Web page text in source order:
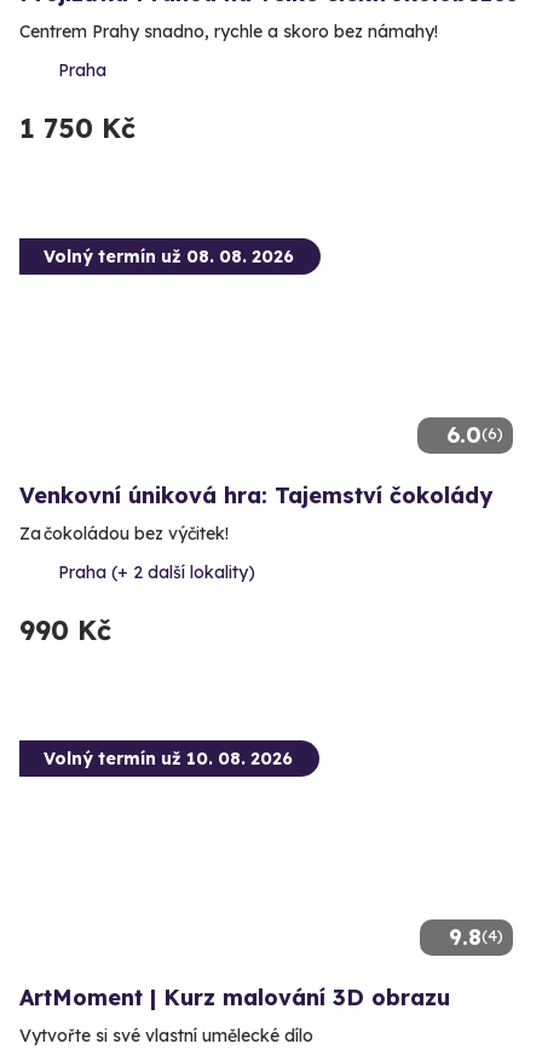
Centrem Prahy snadno, rychle a skoro bez námahy!
Praha
1 750 Kč
6.0(6)
Volný termín už 08. 08. 2026
Venkovní úniková hra: Tajemství čokolády
Za čokoládou bez výčitek!
Praha (+ 2 další lokality)
990 Kč
9.8(4)
Volný termín už 10. 08. 2026
ArtMoment | Kurz malování 3D obrazu
Vytvořte si své vlastní umělecké dílo